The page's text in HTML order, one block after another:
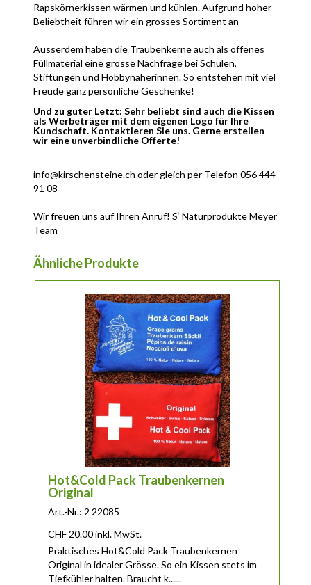
Rapskörnerkissen wärmen und kühlen. Aufgrund hoher
Beliebtheit führen wir ein grosses Sortiment an
klassischen Stoffen oder auch mit modernen Texten
sind bei uns im Lädeli oder über den Online Shop
erhältlich.
Ausserdem haben die Traubenkerne auch als offenes
Füllmaterial eine grosse Nachfrage bei Schulen,
Stiftungen und Hobbynäherinnen. So entstehen mit viel
Freude ganz persönliche Geschenke!
Und zu guter Letzt: Sehr beliebt sind auch die Kissen
als Werbeträger mit dem eigenen Logo für Ihre
Kundschaft. Kontaktieren Sie uns. Gerne erstellen
wir eine unverbindliche Offerte!
info@kirschensteine.ch oder gleich per Telefon 056 444
91 08
Wir freuen uns auf Ihren Anruf! S‘ Naturprodukte Meyer
Team
Ähnliche Produkte
Hot&Cold Pack Traubenkernen
Original
Art.-Nr.: 2 22085
CHF20.00inkl. MwSt.
Praktisches Hot&Cold Pack Traubenkernen
Original in idealer Grösse. So ein Kissen stets im
Tiefkühler halten. Braucht k......